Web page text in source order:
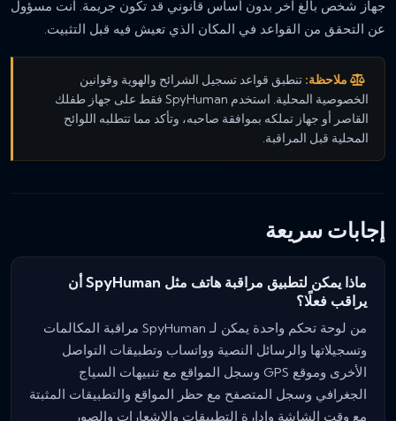
جهاز شخص بالغ آخر بدون أساس قانوني قد تكون جريمة. أنت مسؤول
عن التحقق من القواعد في المكان الذي تعيش فيه قبل التثبيت.
ملاحظة: تنطبق قواعد تسجيل الشرائح والهوية وقوانين
الخصوصية المحلية. استخدم SpyHuman فقط على جهاز طفلك
القاصر أو جهاز تملكه بموافقة صاحبه، وتأكد مما تتطلبه اللوائح
المحلية قبل المراقبة.
إجابات سريعة
ماذا يمكن لتطبيق مراقبة هاتف مثل SpyHuman أن
يراقب فعلًا؟
من لوحة تحكم واحدة يمكن لـ SpyHuman مراقبة المكالمات
وتسجيلاتها والرسائل النصية وواتساب وتطبيقات التواصل
الأخرى وموقع GPS وسجل المواقع مع تنبيهات السياج
الجغرافي وسجل المتصفح مع حظر المواقع والتطبيقات المثبتة
مع وقت الشاشة وإدارة التطبيقات والإشعارات والصور